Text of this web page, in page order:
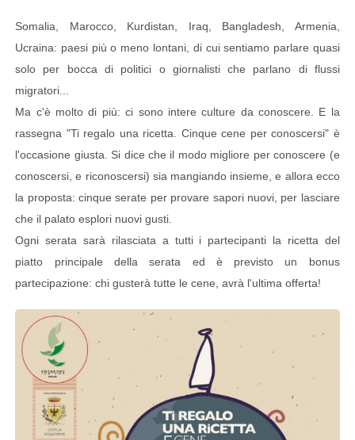
Somalia, Marocco, Kurdistan, Iraq, Bangladesh, Armenia,
Ucraina: paesi più o meno lontani, di cui sentiamo parlare quasi
solo per bocca di politici o giornalisti che parlano di flussi
migratori...
Ma c'è molto di più: ci sono intere culture da conoscere. E la
rassegna "Ti regalo una ricetta. Cinque cene per conoscersi" è
l'occasione giusta. Si dice che il modo migliore per conoscere (e
conoscersi, e riconoscersi) sia mangiando insieme, e allora ecco
la proposta: cinque serate per provare sapori nuovi, per lasciare
che il palato esplori nuovi gusti.
Ogni serata sarà rilasciata a tutti i partecipanti la ricetta del
piatto principale della serata ed è previsto un bonus
partecipazione: chi gusterà tutte le cene, avrà l'ultima offerta!